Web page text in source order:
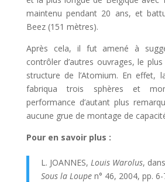
maintenu pendant 20 ans, et
Beez (151 mètres).
Après cela, il fut amené à
contrôler d’autres ouvrages, le
structure de l’Atomium. En effet,
fabriqua trois sphères et
performance d’autant plus
aucune grue de montage de
Pour en savoir plus :
L. JOANNES, Louis Warolus, dans
Sous la Loupen° 46, 2004, pp. 6-